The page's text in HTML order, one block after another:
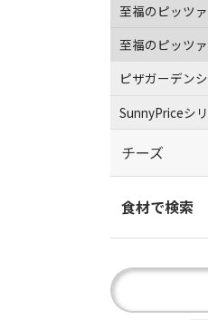
至福のピッツ
至福のピッツ
ピザガーデン
SunnyPriceシ
チーズ
食材で検索